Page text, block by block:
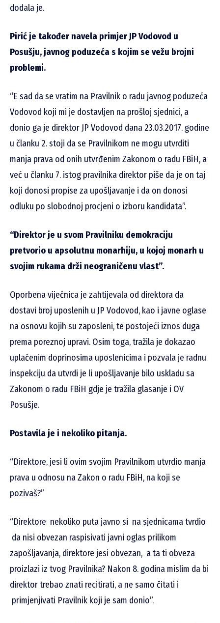
dodala je.
Pirić je također navela primjer JP Vodovod u
Posušju, javnog poduzeća s kojim se vežu brojni
problemi.
“E sad da se vratim na Pravilnik o radu javnog poduzeća
Vodovod koji mi je dostavljen na prošloj sjednici, a
donio ga je direktor JP Vodovod dana 23.03.2017. godine
u članku 2. stoji da se Pravilnikom ne mogu utvrditi
manja prava od onih utvrđenim Zakonom o radu FBiH, a
već u članku 7. istog pravilnika direktor piše da je on taj
koji donosi propise za upošljavanje i da on donosi
odluku po slobodnoj procjeni o izboru kandidata”.
“Direktor je u svom Pravilniku demokraciju
pretvorio u apsolutnu monarhiju, u kojoj monarh u
svojim rukama drži neograničenu vlast”.
Oporbena vijećnica je zahtijevala od direktora da
dostavi broj uposlenih u JP Vodovod, kao i javne oglase
na osnovu kojih su zaposleni, te postojeći iznos duga
prema poreznoj upravi. Osim toga, tražila je dokazao
uplaćenim doprinosima uposlenicima i pozvala je radnu
inspekciju da utvrdi je li upošljavanje bilo uskladu sa
Zakonom o radu FBiH gdje je tražila glasanje i OV
Posušje.
Postavila je i nekoliko pitanja.
“Direktore, jesi li ovim svojim Pravilnikom utvrdio manja
prava u odnosu na Zakon o radu FBiH, na koji se
pozivaš?”
“Direktore nekoliko puta javno si na sjednicama tvrdio
da nisi obvezan raspisivati javni oglas prilikom
zapošljavanja, direktore jesi obvezan, a ta ti obveza
proizlazi iz tvog Pravilnika? Nakon 8. godina mislim da bi
direktor trebao znati recitirati, a ne samo čitati i
primjenjivati Pravilnik koji je sam donio”.